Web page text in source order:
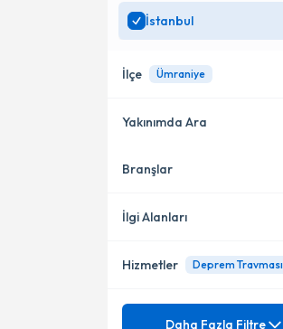
İstanbul
İlçe Ümraniye
Kadıköy
Sarıyer
Yakınımda Ara
Konumuma yakın uzmanları
Branşlar
Psikolojik Danışman
İlgi Alanları
Aile Danışmanlığı
Hizmetler Deprem Travması
Mezuniyet
Daha Fazla Filtre